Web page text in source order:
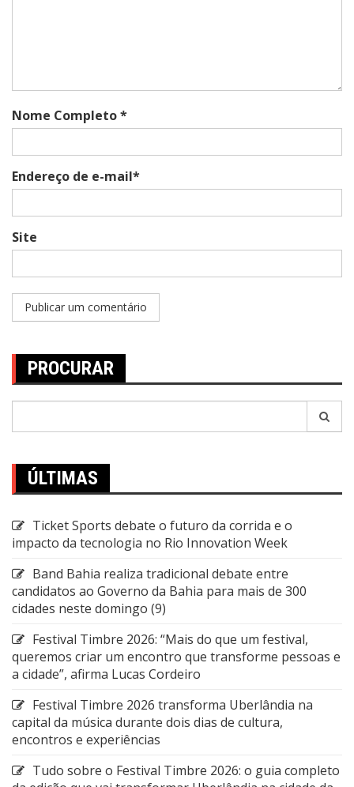
Nome Completo *
Endereço de e-mail*
Site
PROCURAR
ÚLTIMAS
Ticket Sports debate o futuro da corrida e o
impacto da tecnologia no Rio Innovation Week
Band Bahia realiza tradicional debate entre
candidatos ao Governo da Bahia para mais de 300
cidades neste domingo (9)
Festival Timbre 2026: “Mais do que um festival,
queremos criar um encontro que transforme pessoas e
a cidade”, afirma Lucas Cordeiro
Festival Timbre 2026 transforma Uberlândia na
capital da música durante dois dias de cultura,
encontros e experiências
Tudo sobre o Festival Timbre 2026: o guia completo